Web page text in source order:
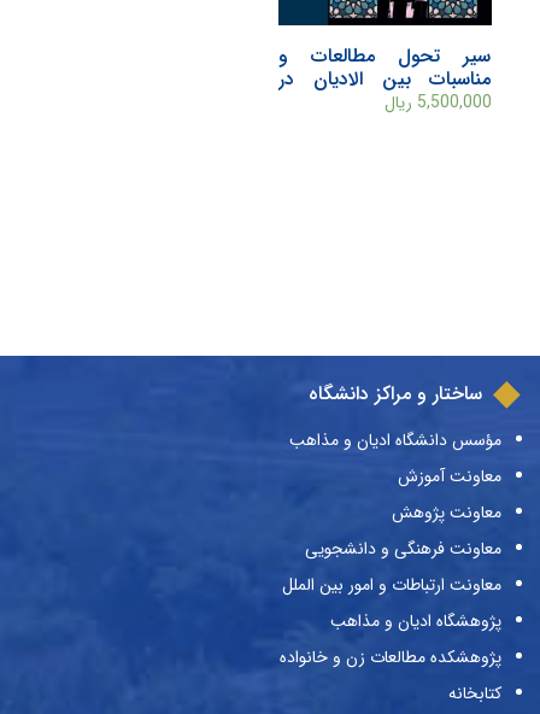
سیر تحول مطالعات و
مناسبات بین الادیان در
حوزه علمیه
5,500,000 ریال
ساختار و مراکز دانشگاه
مؤسس دانشگاه ادیان و مذاهب
معاونت آموزش
معاونت پژوهش
معاونت فرهنگی و دانشجویی
معاونت ارتباطات و امور بین الملل
پژوهشگاه ادیان و مذاهب
پژوهشکده مطالعات زن و خانواده
کتابخانه